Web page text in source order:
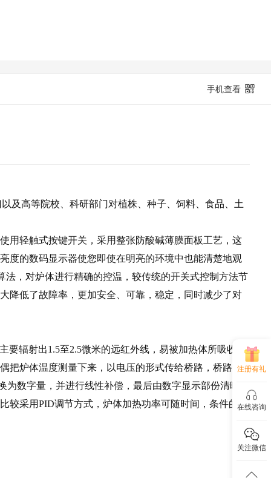
手机查看
高等院校、科研部门对植株、种子、饲料、食品、土
轻触式按键开关，采用整张防酸碱薄膜面板工艺，这
度的数码显示器使您即使在明亮的环境中也能清楚地观
，对炉体进行精确的控温，较传统的开关式控制方法节
降低了故障率，更加安全、可靠，稳定，同时减少了对
辐射出1.5至2.5微米的远红外线，易被加热体所吸收，
把炉体温度测量下来，以电压的形式传给桥路，桥路部
数字量，并进行线性补偿，最后由数字显示部份清晰直
较采用PID调节方式，炉体加热功率可随时间，条件的变
注册有礼
在线咨询
关注微信